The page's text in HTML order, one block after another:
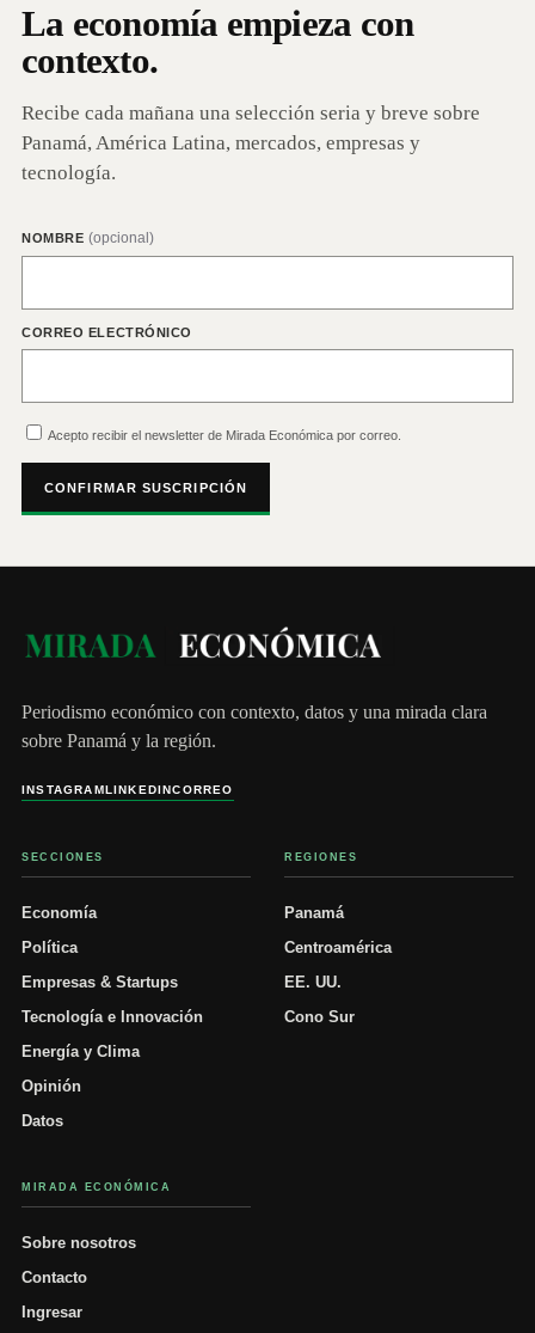
La economía empieza con
contexto.
Recibe cada mañana una selección seria y breve sobre
Panamá, América Latina, mercados, empresas y
tecnología.
NOMBRE (opcional)
CORREO ELECTRÓNICO
Acepto recibir el newsletter de Mirada Económica por correo.
CONFIRMAR SUSCRIPCIÓN
Periodismo económico con contexto, datos y una mirada clara
sobre Panamá y la región.
INSTAGRAMLINKEDINCORREO
SECCIONES
Economía
Política
Empresas & Startups
Tecnología e Innovación
Energía y Clima
Opinión
Datos
REGIONES
Panamá
Centroamérica
EE. UU.
Cono Sur
MIRADA ECONÓMICA
Sobre nosotros
Contacto
Ingresar